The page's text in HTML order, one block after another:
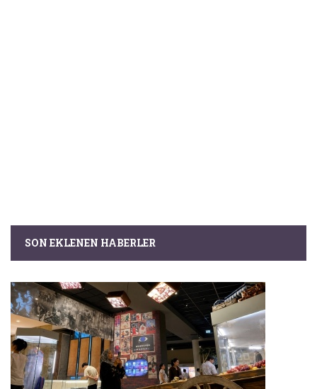
SON EKLENEN HABERLER